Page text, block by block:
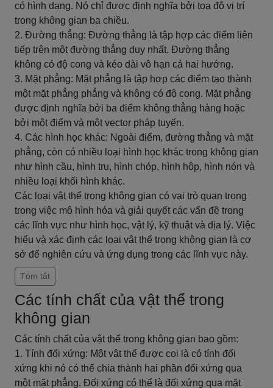
có hình dạng. Nó chỉ được định nghĩa bởi tọa độ vị trí
trong không gian ba chiều.
2. Đường thẳng: Đường thẳng là tập hợp các điểm liên
tiếp trên một đường thẳng duy nhất. Đường thẳng
không có độ cong và kéo dài vô hạn cả hai hướng.
3. Mặt phẳng: Mặt phẳng là tập hợp các điểm tạo thành
một mặt phẳng phẳng và không có độ cong. Mặt phẳng
được định nghĩa bởi ba điểm không thẳng hàng hoặc
bởi một điểm và một vector pháp tuyến.
4. Các hình học khác: Ngoài điểm, đường thẳng và mặt
phẳng, còn có nhiều loại hình học khác trong không gian
như hình cầu, hình trụ, hình chóp, hình hộp, hình nón và
nhiều loại khối hình khác.
Các loại vật thể trong không gian có vai trò quan trọng
trong việc mô hình hóa và giải quyết các vấn đề trong
các lĩnh vực như hình học, vật lý, kỹ thuật và địa lý. Việc
hiểu và xác định các loại vật thể trong không gian là cơ
sở để nghiên cứu và ứng dụng trong các lĩnh vực này.
Tóm tắt
Các tính chất của vật thể trong
không gian
Các tính chất của vật thể trong không gian bao gồm:
1. Tính đối xứng: Một vật thể được coi là có tính đối
xứng khi nó có thể chia thành hai phần đối xứng qua
một mặt phẳng. Đối xứng có thể là đối xứng qua mặt